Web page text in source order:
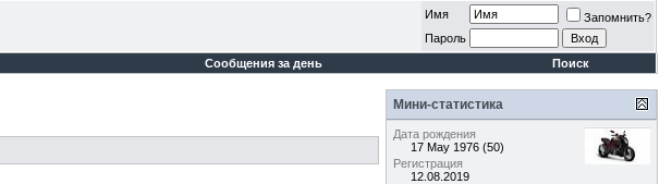
Имя
Запомнить?
Пароль
Сообщения за день Поиск
Мини-статистика
Дата рождения
17 May 1976 (50)
Регистрация
12.08.2019